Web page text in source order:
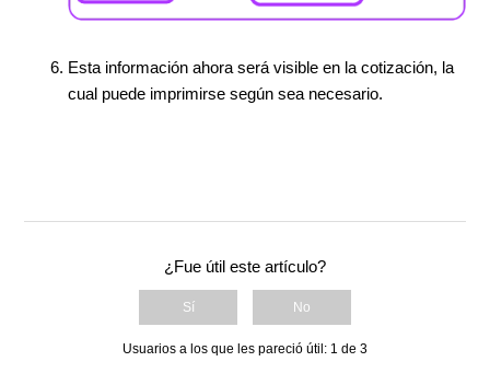
Esta información ahora será visible en la cotización, la
cual puede imprimirse según sea necesario.
¿Fue útil este artículo?
Sí No
Usuarios a los que les pareció útil: 1 de 3